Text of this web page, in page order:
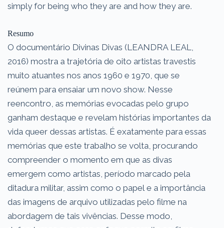
simply for being who they are and how they are.
Resumo
O documentário Divinas Divas (LEANDRA LEAL,
2016) mostra a trajetória de oito artistas travestis
muito atuantes nos anos 1960 e 1970, que se
reúnem para ensaiar um novo show. Nesse
reencontro, as memórias evocadas pelo grupo
ganham destaque e revelam histórias importantes da
vida queer dessas artistas. É exatamente para essas
memórias que este trabalho se volta, procurando
compreender o momento em que as divas
emergem como artistas, período marcado pela
ditadura militar, assim como o papel e a importância
das imagens de arquivo utilizadas pelo filme na
abordagem de tais vivências. Desse modo,